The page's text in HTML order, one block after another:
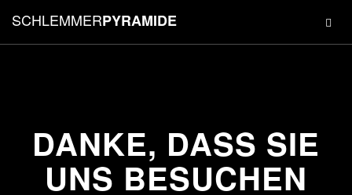
SCHLEMMERPYRAMIDE
DANKE, DASS SIE
UNS BESUCHEN